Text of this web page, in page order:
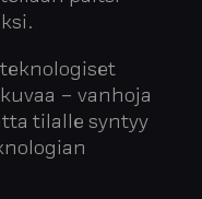
– vanhoja
tilalle syntyy